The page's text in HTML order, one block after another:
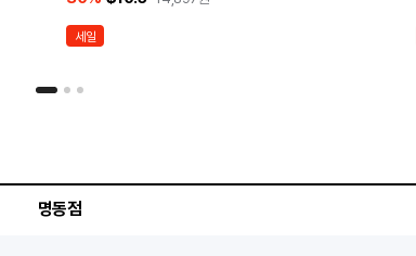
세일
명동점